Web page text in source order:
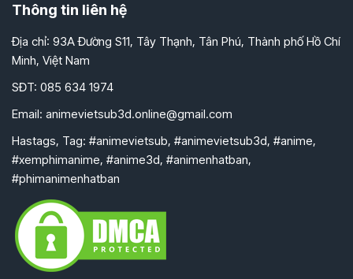
Thông tin liên hệ
Địa chỉ: 93A Đường S11, Tây Thạnh, Tân Phú, Thành phố Hồ Chí
Minh, Việt Nam
SĐT: 085 634 1974
Email: animevietsub3d.online@gmail.com
Hastags, Tag: #animevietsub, #animevietsub3d, #anime,
#xemphimanime, #anime3d, #animenhatban,
#phimanimenhatban